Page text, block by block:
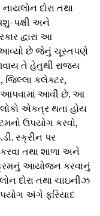
દોરા તથા
પક્ષી અને
દ્વારા આ
આવ્‍યો છે જેનું ચૂસ્‍તપણે
તે હેતુથી રાજય
જિલ્લા કલેક્‍ટર,
આવી છે. આ
એકત્ર થતા હોય
ઉપયોગ કરવો,
સ્‍ક્રીન પર
તથા શાળા અને
આયોજન કરવાનું
દોરા તથા ચાઇનીઝ
અંગે ફરિયાદ